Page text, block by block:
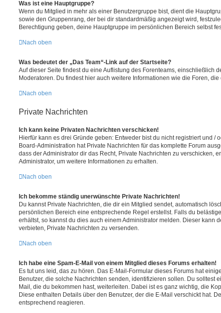
Was ist eine Hauptgruppe?
Wenn du Mitglied in mehr als einer Benutzergruppe bist, dient die
sowie den Gruppenrang, der bei dir standardmäßig angezeigt wird,
Berechtigung geben, deine Hauptgruppe im persönlichen Bereich selbst
Nach oben
Was bedeutet der „Das Team“-Link auf der Startseite?
Auf dieser Seite findest du eine Auflistung des Forenteams, einschließlich
Moderatoren. Du findest hier auch weitere Informationen wie die Foren,
Nach oben
Private Nachrichten
Ich kann keine Privaten Nachrichten verschicken!
Hierfür kann es drei Gründe geben: Entweder bist du nicht registriert und /
Board-Administration hat Private Nachrichten für das komplette Forum
dass der Administrator dir das Recht, Private Nachrichten zu verschicken,
Administrator, um weitere Informationen zu erhalten.
Nach oben
Ich bekomme ständig unerwünschte Private Nachrichten!
Du kannst Private Nachrichten, die dir ein Mitglied sendet, automatisch
persönlichen Bereich eine entsprechende Regel erstellst. Falls du
erhältst, so kannst du dies auch einem Administrator melden. Dieser kann
verbieten, Private Nachrichten zu versenden.
Nach oben
Ich habe eine Spam-E-Mail von einem Mitglied dieses Forums erhalten!
Es tut uns leid, das zu hören. Das E-Mail-Formular dieses Forums hat
Benutzer, die solche Nachrichten senden, identifizieren sollen. Du solltest
Mail, die du bekommen hast, weiterleiten. Dabei ist es ganz wichtig, die
Diese enthalten Details über den Benutzer, der die E-Mail verschickt hat.
entsprechend reagieren.